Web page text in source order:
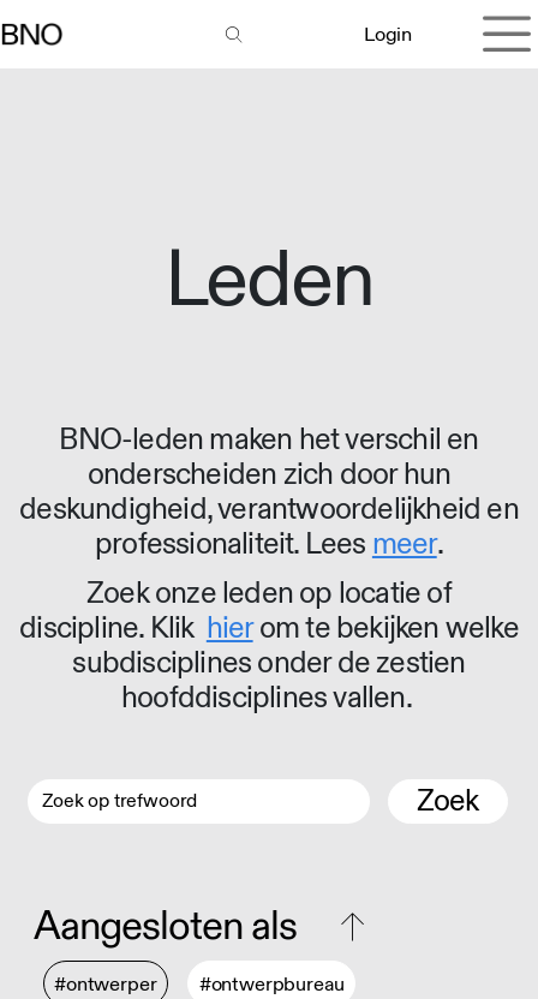
Login
Leden
BNO-leden maken het verschil en
onderscheiden zich door hun
deskundigheid, verantwoordelijkheid en
professionaliteit. Lees meer.
Zoek onze leden op locatie of
discipline. Klik hierom te bekijken welke
subdisciplines onder de zestien
hoofddisciplines vallen.
Zoek
Aangesloten als
#ontwerper #ontwerpbureau